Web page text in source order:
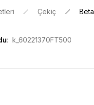
Çekiç
k_60221370FT500